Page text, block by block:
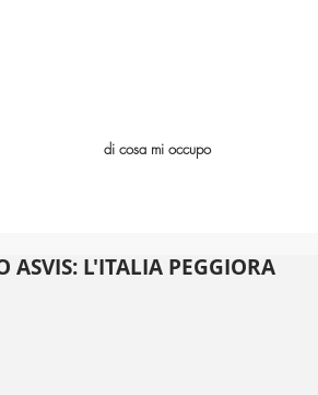
di cosa mi occupo
ASVIS: L'ITALIA PEGGIORA